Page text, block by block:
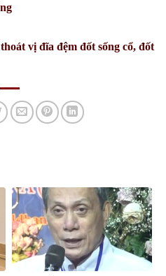
vị đĩa đệm đốt sống cổ, đốt